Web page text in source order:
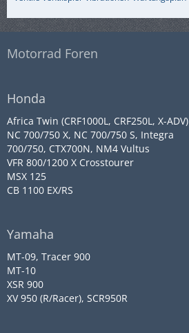
Motorrad Foren
Honda
Africa Twin (CRF1000L, CRF250L, X-ADV)
NC 700/750 X, NC 700/750 S, Integra
700/750, CTX700N, NM4 Vultus
VFR 800/1200 X Crosstourer
MSX 125
CB 1100 EX/RS
Yamaha
MT-09, Tracer 900
MT-10
XSR 900
XV 950 (R/Racer), SCR950R